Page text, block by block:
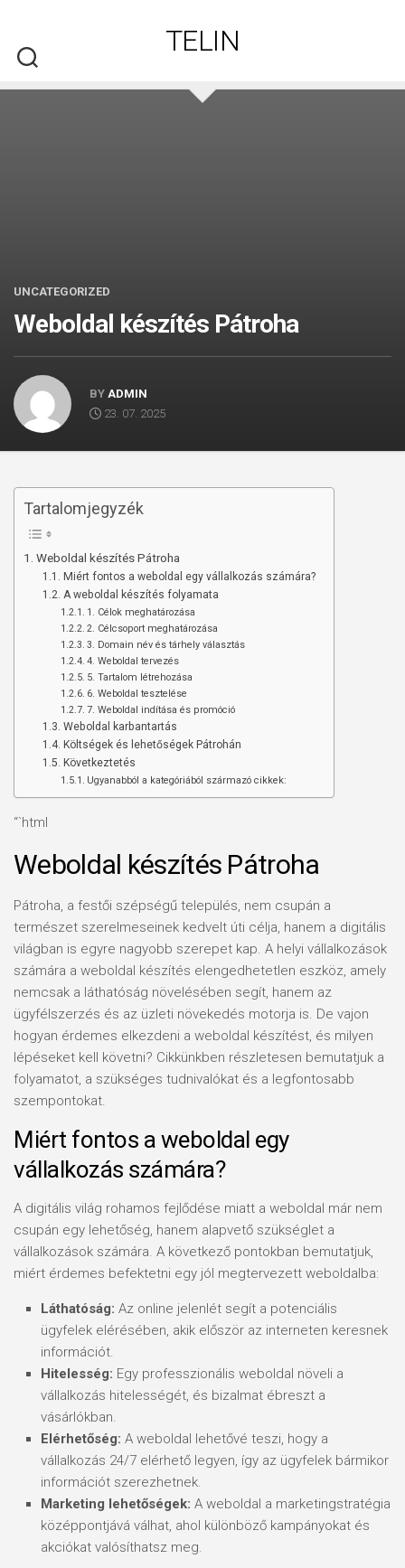
content
TELIN
UNCATEGORIZED
Weboldal készítés​ Pátroha
BY ADMIN
23. 07. 2025
Tartalomjegyzék
Weboldal készítés Pátroha
Miért fontos a weboldal egy vállalkozás számára?
A weboldal készítés folyamata
1. Célok meghatározása
2. Célcsoport meghatározása
3. Domain név és tárhely választás
4. Weboldal tervezés
5. Tartalom létrehozása
6. Weboldal tesztelése
7. Weboldal indítása és promóció
Weboldal karbantartás
Költségek és lehetőségek Pátrohán
Következtetés
Ugyanabból a kategóriából származó cikkek:
“`html
Weboldal készítés Pátroha
Pátroha, a festői szépségű település, nem csupán a
természet szerelmeseinek kedvelt úti célja, hanem a digitális
világban is egyre nagyobb szerepet kap. A helyi vállalkozások
számára a weboldal készítés elengedhetetlen eszköz, amely
nemcsak a láthatóság növelésében segít, hanem az
ügyfélszerzés és az üzleti növekedés motorja is. De vajon
hogyan érdemes elkezdeni a weboldal készítést, és milyen
lépéseket kell követni? Cikkünkben részletesen bemutatjuk a
folyamatot, a szükséges tudnivalókat és a legfontosabb
szempontokat.
Miért fontos a weboldal egy
vállalkozás számára?
A digitális világ rohamos fejlődése miatt a weboldal már nem
csupán egy lehetőség, hanem alapvető szükséglet a
vállalkozások számára. A következő pontokban bemutatjuk,
miért érdemes befektetni egy jól megtervezett weboldalba:
Láthatóság: Az online jelenlét segít a potenciális
ügyfelek elérésében, akik először az interneten keresnek
információt.
Hitelesség: Egy professzionális weboldal növeli a
vállalkozás hitelességét, és bizalmat ébreszt a
vásárlókban.
Elérhetőség: A weboldal lehetővé teszi, hogy a
vállalkozás 24/7 elérhető legyen, így az ügyfelek bármikor
információt szerezhetnek.
Marketing lehetőségek: A weboldal a marketingstratégia
középpontjává válhat, ahol különböző kampányokat és
akciókat valósíthatsz meg.